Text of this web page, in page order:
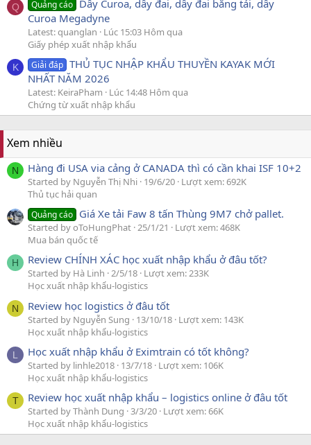
Q Quảng cáo Dây Curoa, dây đai, dây đai băng tải, dây
Curoa Megadyne
Latest: quanglan
Lúc 15:03 Hôm qua
Giấy phép xuất nhập khẩu
K Giải đáp THỦ TỤC NHẬP KHẨU THUYỀN KAYAK MỚI
NHẤT NĂM 2026
Latest: KeiraPham
Lúc 14:48 Hôm qua
Chứng từ xuất nhập khẩu
Xem nhiều
N Hàng đi USA via cảng ở CANADA thì có cần khai ISF 10+2
Started by Nguyễn Thị Nhi 19/6/20 Lượt xem: 692K
Thủ tục hải quan
Quảng cáo Giá Xe tải Faw 8 tấn Thùng 9M7 chở pallet.
Started by oToHungPhat 25/1/21
Lượt xem: 468K
Mua bán quốc tế
H Review CHÍNH XÁC học xuất nhập khẩu ở đâu tốt?
Started by Hà Linh 2/5/18 Lượt xem: 233K
Học xuất nhập khẩu-logistics
N Review học logistics ở đâu tốt
Started by Nguyễn Sung 13/10/18 Lượt xem: 143K
Học xuất nhập khẩu-logistics
L Học xuất nhập khẩu ở Eximtrain có tốt không?
Started by linhle2018 13/7/18 Lượt xem: 106K
Học xuất nhập khẩu-logistics
T Review học xuất nhập khẩu – logistics online ở đâu tốt
Started by Thành Dung 3/3/20 Lượt xem: 66K
Học xuất nhập khẩu-logistics